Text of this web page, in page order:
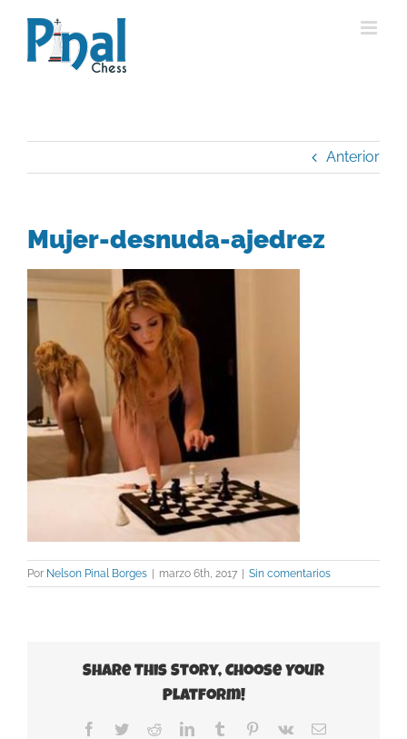
contenido
Anterior
Mujer-desnuda-ajedrez
Por Nelson Pinal Borges | marzo 6th, 2017 | Sin comentarios
Share This Story, Choose Your
Platform!
Facebook
TwitterRedditLinkedInTumblr Pinterest
Vk
Correo